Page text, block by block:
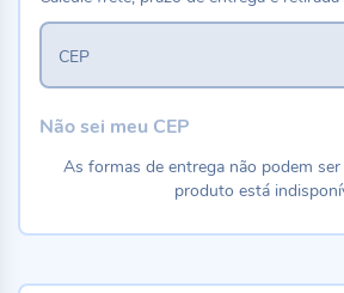
CEP
Não sei meu CEP
As formas de entrega não podem
produto está